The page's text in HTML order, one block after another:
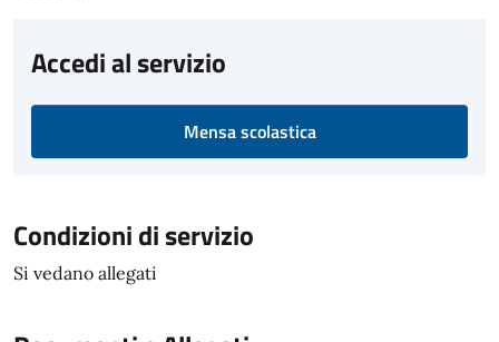
Accedi al servizio
Mensa scolastica
Condizioni di servizio
Si vedano allegati